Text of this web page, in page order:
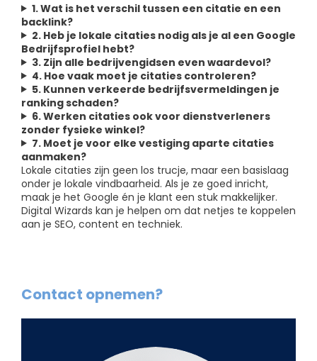
1. Wat is het verschil tussen een citatie en een
backlink?
2. Heb je lokale citaties nodig als je al een Google
Bedrijfsprofiel hebt?
3. Zijn alle bedrijvengidsen even waardevol?
4. Hoe vaak moet je citaties controleren?
5. Kunnen verkeerde bedrijfsvermeldingen je
ranking schaden?
6. Werken citaties ook voor dienstverleners
zonder fysieke winkel?
7. Moet je voor elke vestiging aparte citaties
aanmaken?
Lokale citaties zijn geen los trucje, maar een basislaag
onder je lokale vindbaarheid. Als je ze goed inricht,
maak je het Google én je klant een stuk makkelijker.
Digital Wizards kan je helpen om dat netjes te koppelen
aan je SEO, content en techniek.
Contact opnemen?